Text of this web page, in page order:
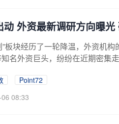
动 外资最新调研方向曝
”板块经历了一轮降温，外资机
名外资巨头，纷纷在近期密集
Point72
08:33